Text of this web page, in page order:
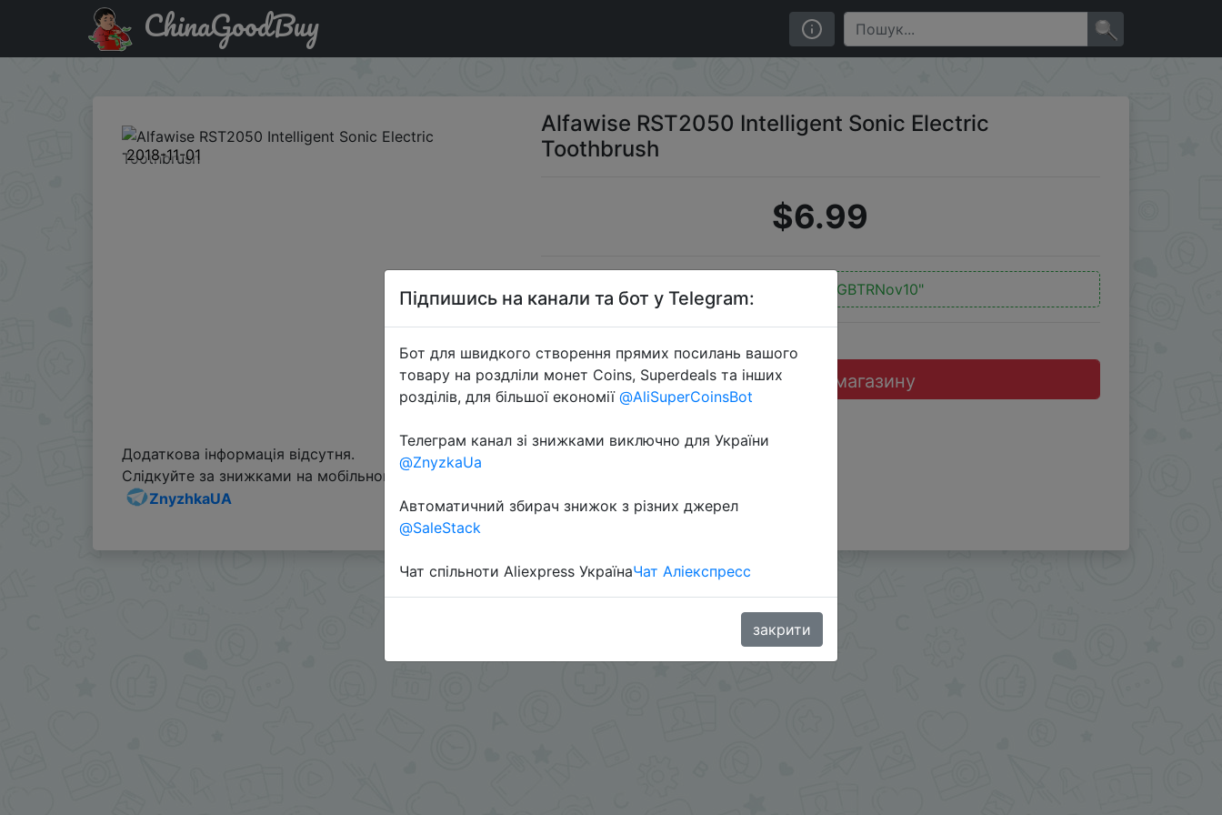
Купити по знижці GBTRNov10 Alfawise RST2050 Intelligent Sonic Electric Toothbrush
ChinaGoodBuy
2018-11-01
Alfawise RST2050 Intelligent Sonic Electric
Toothbrush
$6.99
"GBTRNov10"
Перейти до магазину
Додаткова інформація відсутня.
Слідкуйте за знижками на мобільному, в телеграм каналі:
ZnyzhkaUA
Підпишись на канали та бот у Telegram:
Бот для швидкого створення прямих посилань вашого
товару на роздліли монет Coins, Superdeals та інших
розділів, для більшої економії @AliSuperCoinsBot
Телеграм канал зі знижками виключно для України
@ZnyzkaUa
Автоматичний збирач знижок з різних джерел
@SaleStack
Чат спільноти Aliexpress УкраїнаЧат Аліекспресс
закрити